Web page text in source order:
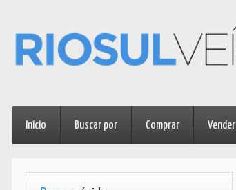
Início Buscar por Comprar Vender